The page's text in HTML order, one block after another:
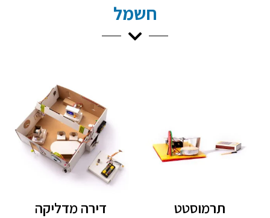
חשמל
תרמוסטט דירה מדליקה